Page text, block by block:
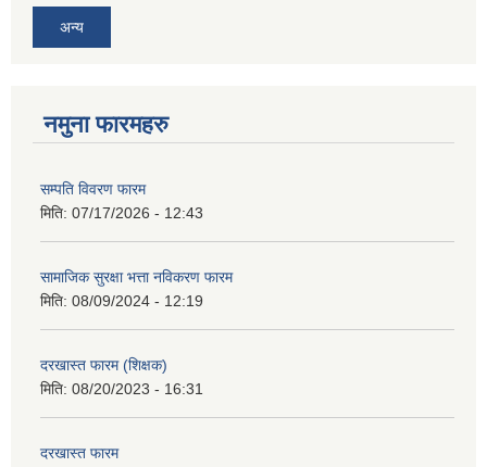
अन्य
नमुना फारमहरु
सम्पति विवरण फारम
मिति: 07/17/2026 - 12:43
सामाजिक सुरक्षा भत्ता नविकरण फारम
मिति: 08/09/2024 - 12:19
दरखास्त फारम (शिक्षक)
मिति: 08/20/2023 - 16:31
दरखास्त फारम